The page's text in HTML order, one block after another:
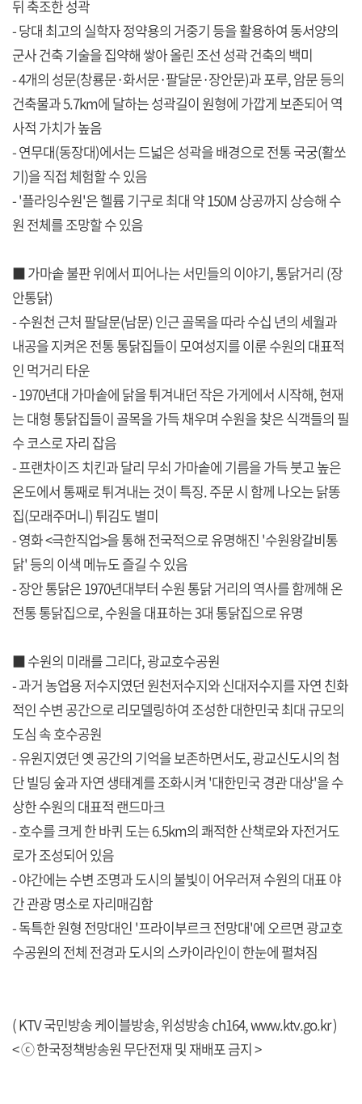
뒤 축조한 성곽
- 당대 최고의 실학자 정약용의 거중기 등을 활용하여 동서양의
군사 건축 기술을 집약해 쌓아 올린 조선 성곽 건축의 백미
- 4개의 성문(창룡문·화서문·팔달문·장안문)과 포루, 암문 등의
건축물과 5.7km에 달하는 성곽길이 원형에 가깝게 보존되어 역
사적 가치가 높음
- 연무대(동장대)에서는 드넓은 성곽을 배경으로 전통 국궁(활쏘
기)을 직접 체험할 수 있음
- '플라잉수원'은 헬륨 기구로 최대 약 150M 상공까지 상승해 수
원 전체를 조망할 수 있음
■ 가마솥 불판 위에서 피어나는 서민들의 이야기, 통닭거리 (장
안통닭)
- 수원천 근처 팔달문(남문) 인근 골목을 따라 수십 년의 세월과
내공을 지켜온 전통 통닭집들이 모여성지를 이룬 수원의 대표적
인 먹거리 타운
- 1970년대 가마솥에 닭을 튀겨내던 작은 가게에서 시작해, 현재
는 대형 통닭집들이 골목을 가득 채우며 수원을 찾은 식객들의 필
수 코스로 자리 잡음
- 프랜차이즈 치킨과 달리 무쇠 가마솥에 기름을 가득 붓고 높은
온도에서 통째로 튀겨내는 것이 특징. 주문 시 함께 나오는 닭똥
집(모래주머니) 튀김도 별미
- 영화 <극한직업>을 통해 전국적으로 유명해진 '수원왕갈비통
닭' 등의 이색 메뉴도 즐길 수 있음
- 장안 통닭은 1970년대부터 수원 통닭 거리의 역사를 함께해 온
전통 통닭집으로, 수원을 대표하는 3대 통닭집으로 유명
■ 수원의 미래를 그리다, 광교호수공원
- 과거 농업용 저수지였던 원천저수지와 신대저수지를 자연 친화
적인 수변 공간으로 리모델링하여 조성한 대한민국 최대 규모의
도심 속 호수공원
- 유원지였던 옛 공간의 기억을 보존하면서도, 광교신도시의 첨
단 빌딩 숲과 자연 생태계를 조화시켜 '대한민국 경관 대상'을 수
상한 수원의 대표적 랜드마크
- 호수를 크게 한 바퀴 도는 6.5km의 쾌적한 산책로와 자전거도
로가 조성되어 있음
- 야간에는 수변 조명과 도시의 불빛이 어우러져 수원의 대표 야
간 관광 명소로 자리매김함
- 독특한 원형 전망대인 '프라이부르크 전망대'에 오르면 광교호
수공원의 전체 전경과 도시의 스카이라인이 한눈에 펼쳐짐
( KTV 국민방송 케이블방송, 위성방송 ch164,www.ktv.go.kr)
< ⓒ 한국정책방송원 무단전재 및 재배포 금지 >